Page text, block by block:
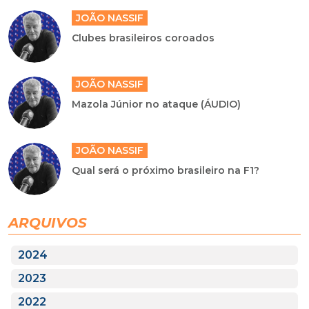
JOÃO NASSIF
Clubes brasileiros coroados
JOÃO NASSIF
Mazola Júnior no ataque (ÁUDIO)
JOÃO NASSIF
Qual será o próximo brasileiro na F1?
ARQUIVOS
2024
2023
2022